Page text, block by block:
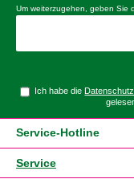
Um weiterzugehen, geben Sie
Ich habe die
Service-Hotline
Service